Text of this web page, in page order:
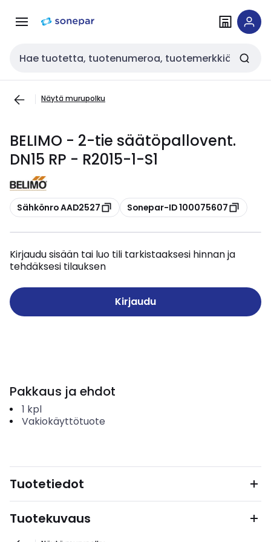
navigointiinsisältöön
Haku
Näytä murupolku
BELIMO - 2-tie säätöpallovent.
DN15 RP - R2015-1-S1
Kopioi
Sähkönro AAD2527 Kopioi
Sonepar-ID 100075607
Kirjaudu sisään tai luo tili tarkistaaksesi hinnan ja
tehdäksesi tilauksen
Kirjaudu
Pakkaus ja ehdot
1 kpl
Vakiokäyttötuote
Tuotetiedot
Tuotekuvaus